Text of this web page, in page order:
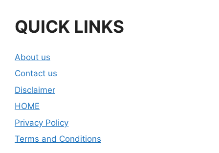
QUICK LINKS
About us
Contact us
Disclaimer
HOME
Privacy Policy
Terms and Conditions